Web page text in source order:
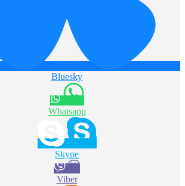
Bluesky
Whatsapp
Skype
Viber